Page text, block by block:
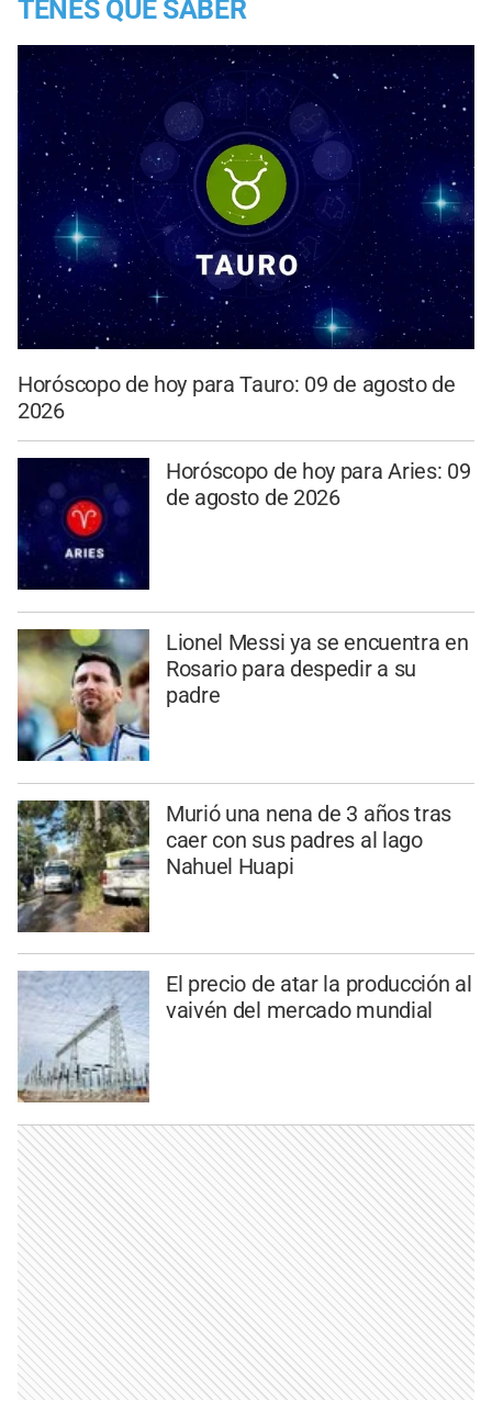
TENES QUE SABER
Horóscopo de hoy para Tauro: 09 de agosto de
2026
Horóscopo de hoy para Aries: 09
de agosto de 2026
Lionel Messi ya se encuentra en
Rosario para despedir a su
padre
Murió una nena de 3 años tras
caer con sus padres al lago
Nahuel Huapi
El precio de atar la producción al
vaivén del mercado mundial